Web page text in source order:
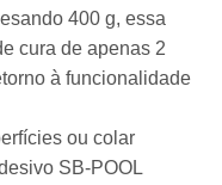
400 g, essa
cura de apenas 2
à funcionalidade
ou colar
SB-POOL